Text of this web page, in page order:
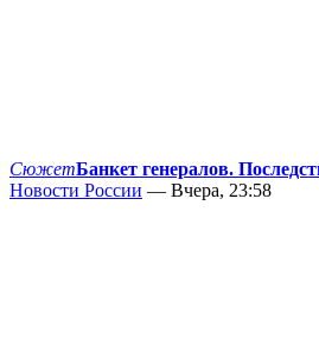
СюжетБанкет генералов.
Новости России — Вчера, 23:58